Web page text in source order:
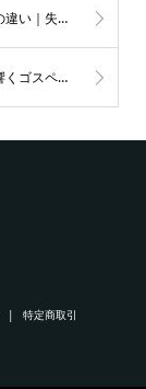
長いイントロが合う曲と合わない曲の違い｜失敗を防ぐ表現の極意
短い曲が印象に残る条件とは？心に響くゴスペルの表現力を磨く秘訣
特定商取引